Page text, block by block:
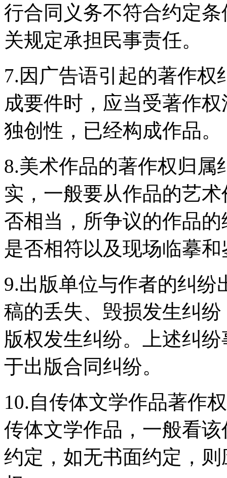
行合同义务不符合约定
关规定承担民事责任。
7.因广告语引起的著作
成要件时，应当受著作
独创性，已经构成作品。
8.美术作品的著作权归
实，一般要从作品的艺
否相当，所争议的作品
是否相符以及现场临摹
9.出版单位与作者的纠
稿的丢失、毁损发生纠
版权发生纠纷。上述纠
于出版合同纠纷。
10.自传体文学作品著作
传体文学作品，一般看
约定，如无书面约定，